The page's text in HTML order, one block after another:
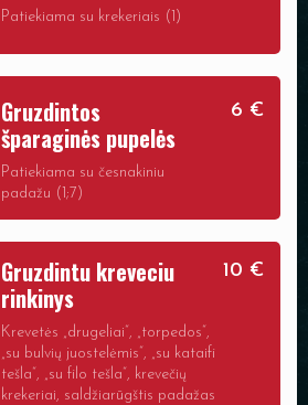
Patiekiama su krekeriais (1)
Gruzdintos
šparaginės pupelės
Patiekiama su česnakiniu
padažu (1;7)
6 €
Gruzdintu kreveciu
rinkinys
Krevetės „drugeliai“, „torpedos“,
„su bulvių juostelėmis“, „su kataifi
tešla“, „su filo tešla“, krevečių
krekeriai, saldžiarūgštis padažas
10 €